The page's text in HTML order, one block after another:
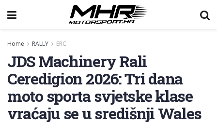
Home RALLY ERC
JDS Machinery Rali
Ceredigion 2026: Tri dana
moto sporta svjetske klase
vraćaju se u središnji Wales